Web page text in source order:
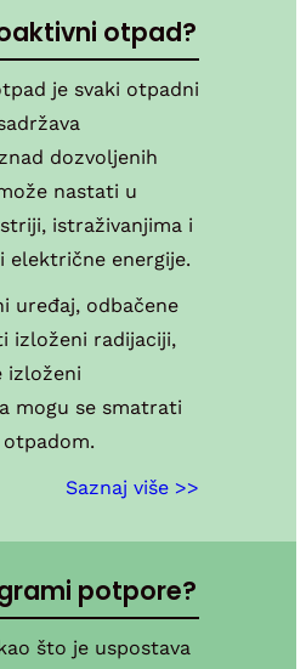
otpad?
je svaki otpadni
dozvoljenih
nastati u
istraživanjima i
električne energije.
uređaj, odbačene
izloženi radijaciji,
izloženi
mogu se smatrati
Saznaj više >>
potpore?
što je uspostava